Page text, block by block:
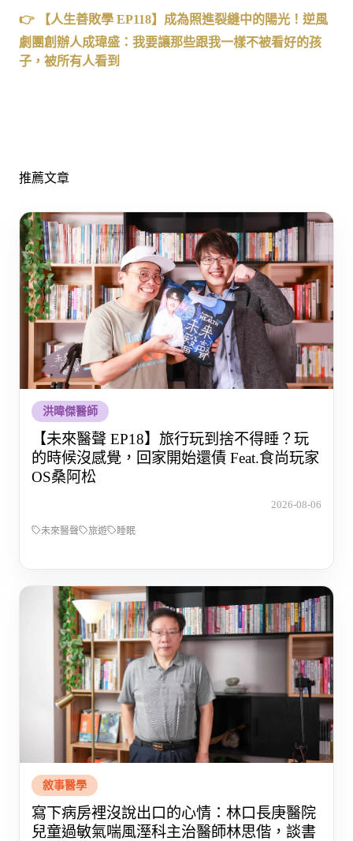
👉 【人生善敗學 EP118】成為照進裂縫中的陽光！逆風
劇團創辦人成瑋盛：我要讓那些跟我一樣不被看好的孩
子，被所有人看到
推薦文章
洪暐傑醫師
【未來醫聲 EP18】旅行玩到捨不得睡？玩
的時候沒感覺，回家開始還債 Feat.食尚玩家
OS桑阿松
2026-08-06
未來醫聲 旅遊 睡眠
敘事醫學
寫下病房裡沒說出口的心情：林口長庚醫院
兒童過敏氣喘風溼科主治醫師林思偕，談書